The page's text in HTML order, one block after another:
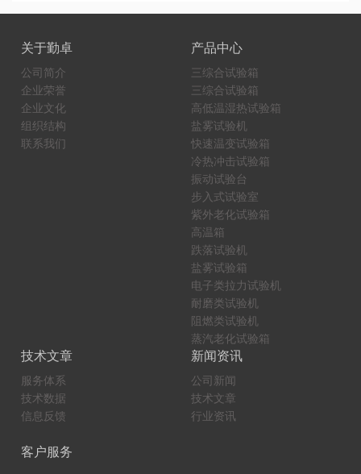
关于勤卓
公司简介
企业荣誉
企业文化
组织结构
联系我们
产品中心
三综合试验箱
三综合试验箱
高低温湿热试验箱
盐雾试验机
快速温变试验箱
冷热冲击试验箱
振动试验台
步入式试验室
紫外老化试验箱
高温箱
跌落试验机
盐雾试验箱
电子类拉力试验机
耐磨类试验机
阻燃类试验机
蒸汽老化试验箱
技术文章
服务体系
技术数据
信息反馈
新闻资讯
公司新闻
技术文章
行业资讯
客户服务